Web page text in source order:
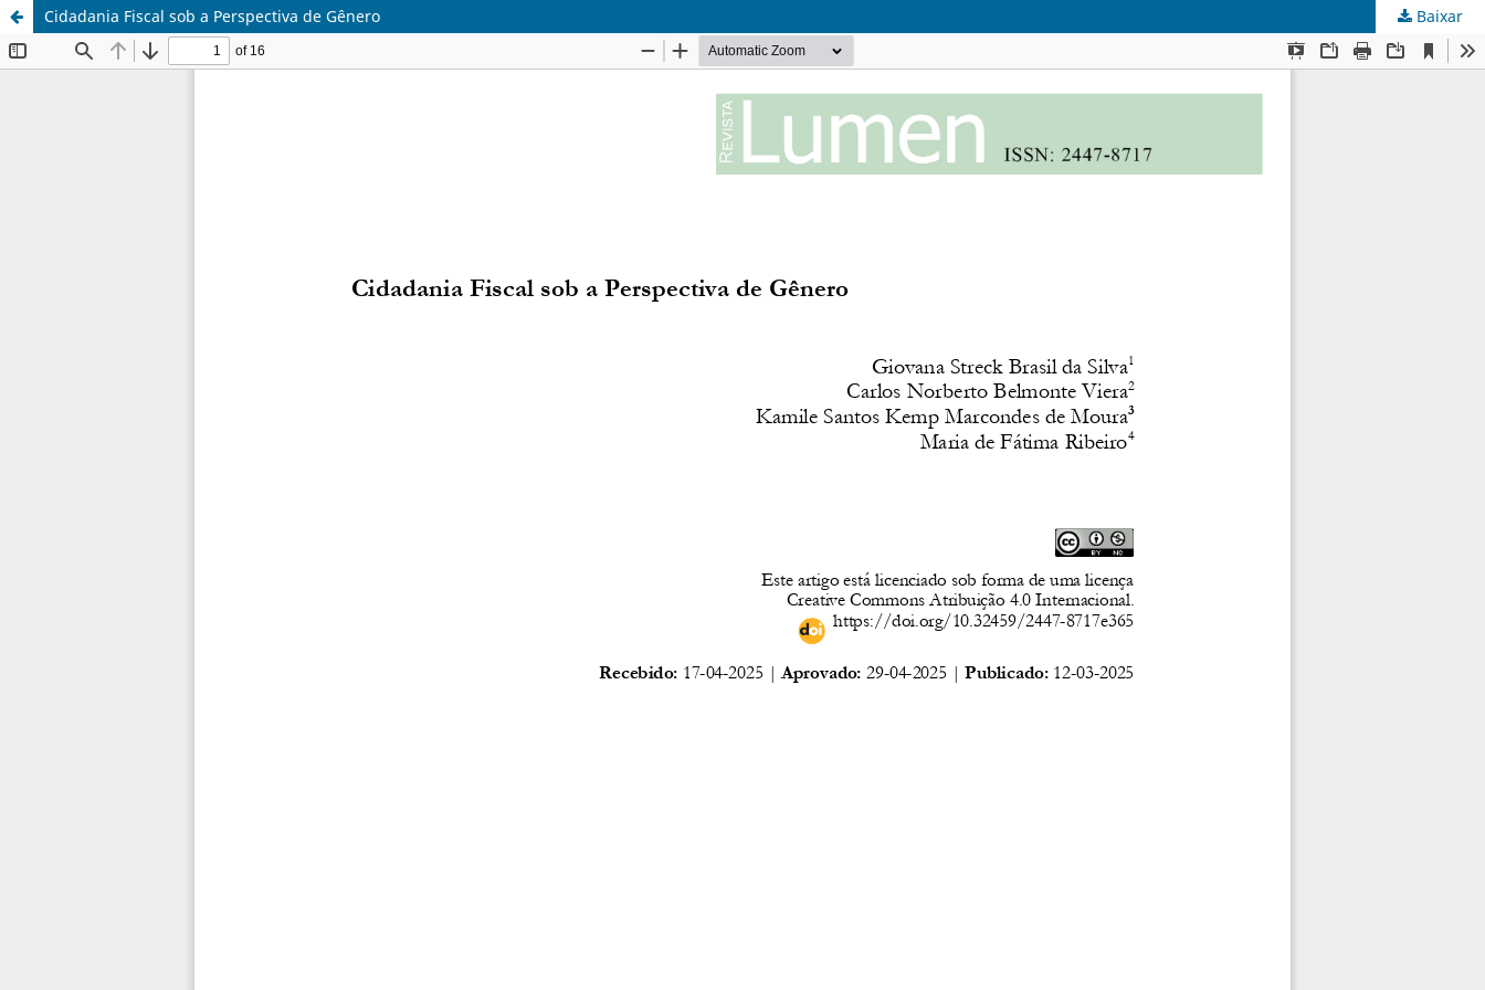
Cidadania Fiscal sob a Perspectiva de Gênero Baixar